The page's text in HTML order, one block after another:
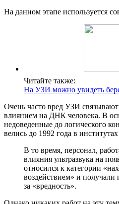
На данном этапе используется
Читайте также:
На УЗИ можно увидеть
Очень часто вред УЗИ
влиянием на ДНК человека. В
недоведенные до логического
велись до 1992 года в
В то время, персонал,
влияния ультразвука на
относился к категории
воздействием» и получали
за «вредность».